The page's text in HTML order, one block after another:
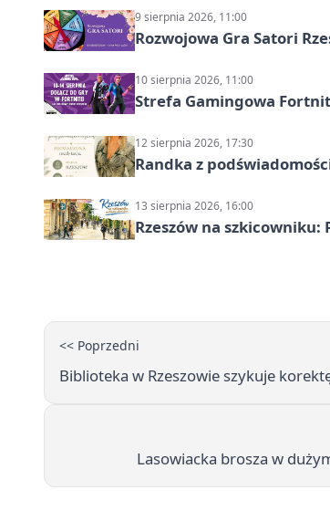
9 sierpnia 2026, 11:00
Rozwojowa Gra Satori
10 sierpnia 2026, 11:00
Strefa Gamingowa
12 sierpnia 2026, 17:30
Randka z
13 sierpnia 2026, 16:00
Rzeszów na szkicowniku:
<< Poprzedni
Biblioteka w Rzeszowie szykuje
Lasowiacka brosza w